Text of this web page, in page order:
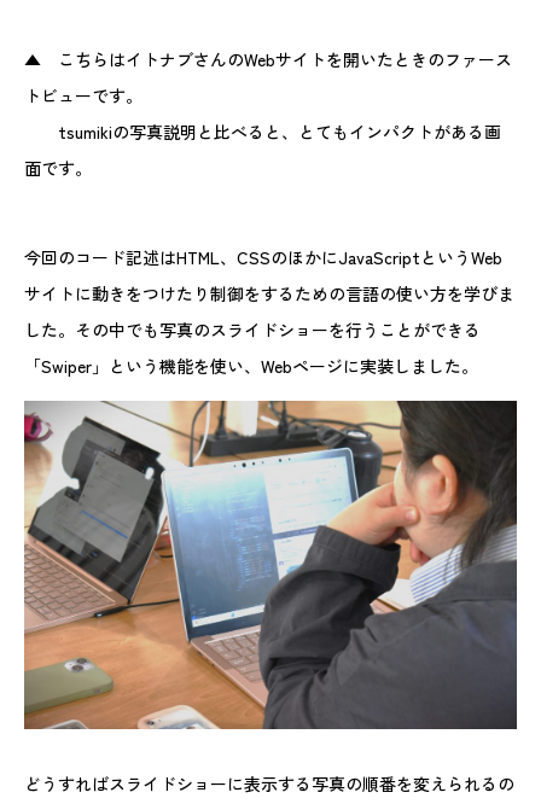
▲ こちらはイトナブさんのWebサイトを開いたときのファース
トビューです。
tsumikiの写真説明と比べると、とてもインパクトがある画
面です。
今回のコード記述はHTML、CSSのほかにJavaScriptというWeb
サイトに動きをつけたり制御をするための言語の使い方を学びま
した。その中でも写真のスライドショーを行うことができる
「Swiper」という機能を使い、Webページに実装しました。
どうすればスライドショーに表示する写真の順番を変えられるの